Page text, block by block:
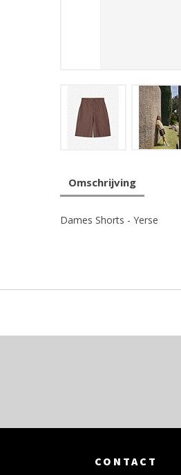
Omschrijving
Dames Shorts - Yerse
CONTACT